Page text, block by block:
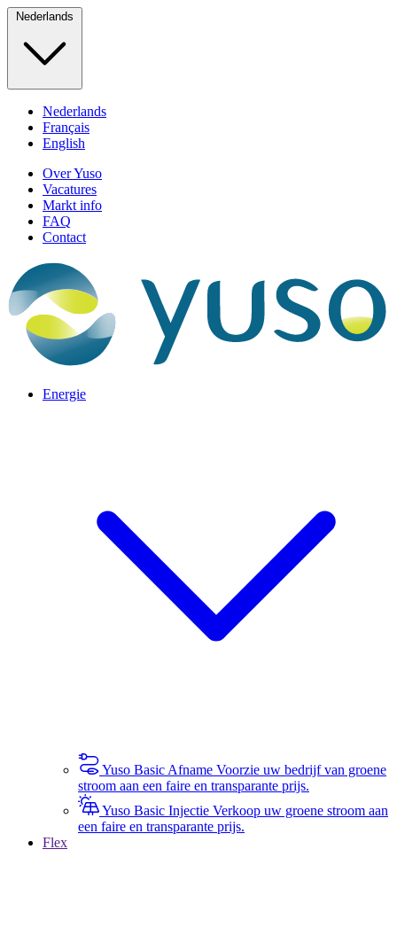
Nederlands
Nederlands
Français
English
Over Yuso
Vacatures
Markt info
FAQ
Contact
Energie
Yuso Basic Afname Voorzie uw bedrijf van groene
stroom aan een faire en transparante prijs.
Yuso Basic Injectie Verkoop uw groene stroom aan
een faire en transparante prijs.
Flex